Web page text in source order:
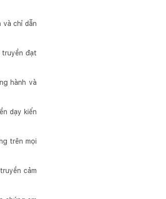
và chỉ dẫn
truyền đạt
hành và
dạy kiến
trên mọi
cảm